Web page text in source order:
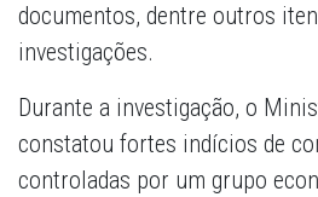
documentos, dentre outros
investigações.
Durante a investigação, o
constatou fortes indícios de
controladas por um grupo